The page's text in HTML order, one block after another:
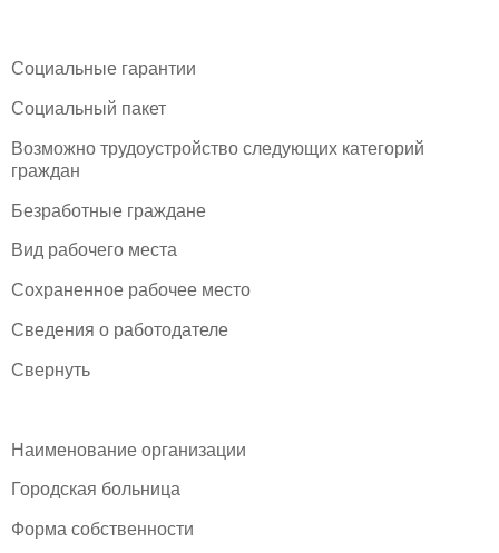
Социальные гарантии
Социальный пакет
Возможно трудоустройство следующих категорий
граждан
Безработные граждане
Вид рабочего места
Сохраненное рабочее место
Сведения о работодателе
Свернуть
Наименование организации
Городская больница
Форма собственности